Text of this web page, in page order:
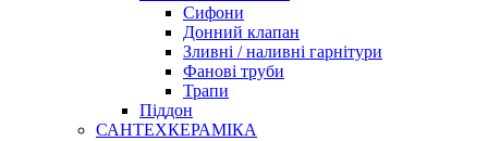
Сифони
Донний клапан
Зливні / наливні гарнітури
Фанові труби
Трапи
Піддон
САНТЕХКЕРАМІКА